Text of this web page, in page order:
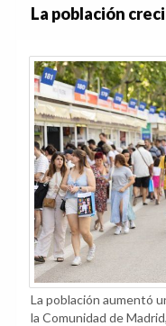
La población
La población aumentó
la Comunidad de